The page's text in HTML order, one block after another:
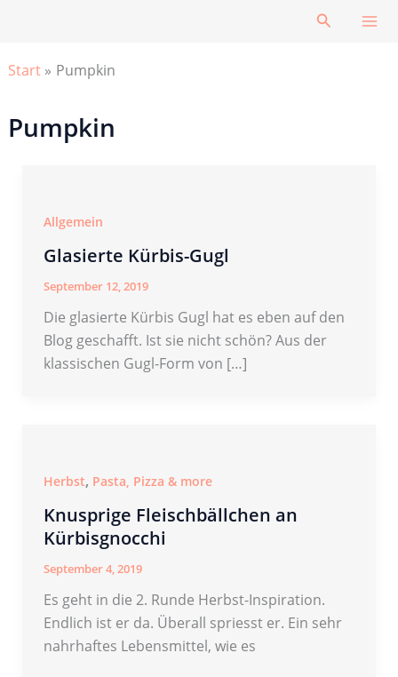
Suchen
Start Pumpkin
Pumpkin
Allgemein
Glasierte Kürbis-Gugl
September 12, 2019
Die glasierte Kürbis Gugl hat es eben auf den
Blog geschafft. Ist sie nicht schön? Aus der
klassischen Gugl-Form von […]
Herbst, Pasta, Pizza & more
Knusprige Fleischbällchen an
Kürbisgnocchi
September 4, 2019
Es geht in die 2. Runde Herbst-Inspiration.
Endlich ist er da. Überall spriesst er. Ein sehr
nahrhaftes Lebensmittel, wie es